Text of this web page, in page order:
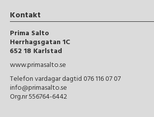
Kontakt
Prima Salto
Herrhagsgatan 1C
652 18 Karlstad
www.primasalto.se
Telefon vardagar dagtid 076 116 07 07
info@primasalto.se
Org.nr 556764-6442